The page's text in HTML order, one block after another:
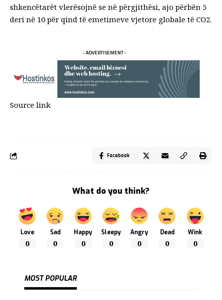
shkencëtarët vlerësojnë se në përgjithësi, ajo përbën 5
deri në 10 për qind të emetimeve vjetore globale të CO2.
- ADVERTISEMENT -
Source link
Facebook
What do you think?
Love
0
Sad
0
Happy
0
Sleepy
0
Angry
0
Dead
0
Wink
0
MOST POPULAR